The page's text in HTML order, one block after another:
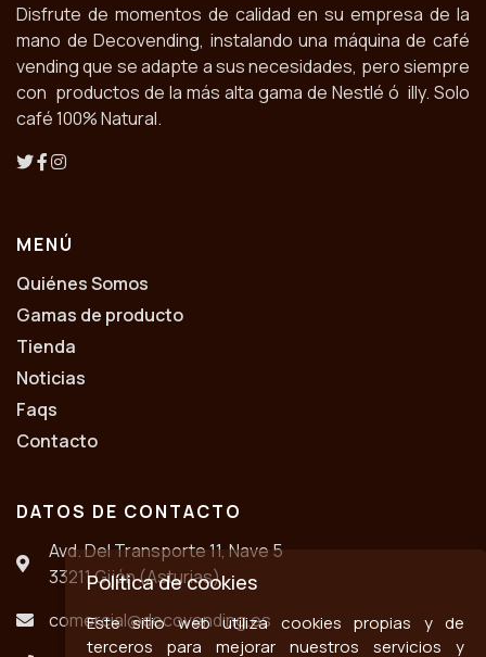
Disfrute de momentos de calidad en su empresa de la
mano de Decovending, instalando una máquina de café
vending que se adapte a sus necesidades, pero siempre
con productos de la más alta gama de Nestlé ó illy. Solo
café 100% Natural.
MENÚ
Quiénes Somos
Gamas de producto
Tienda
Noticias
Faqs
Contacto
DATOS DE CONTACTO
Avd. Del Transporte 11, Nave 5
33211 Gijón (Asturias)
comercial@decovending.es
Política de cookies
Este sitio web utiliza cookies propias y de
terceros para mejorar nuestros servicios y